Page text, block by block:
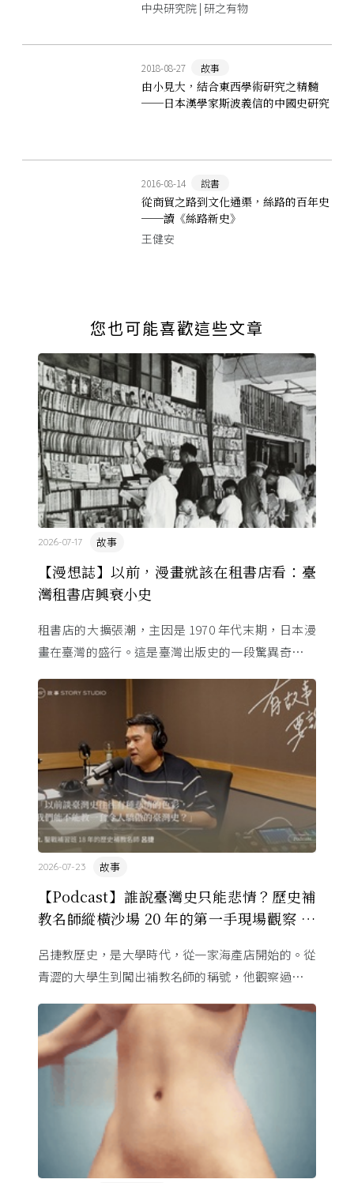
中央研究院 | 研之有物
2018-08-27 故事
由小見大，結合東西學術研究之精髓
──日本漢學家斯波義信的中國史研究
2016-08-14 說書
從商貿之路到文化通渠，絲路的百年史
──讀《絲路新史》
王健安
您也可能喜歡這些文章
【漫想誌】以前，漫畫就該在租書店看：臺
灣租書店興衰小史
故事
2026-07-17
租書店的大擴張潮，主因是 1970 年代末期，日本漫
畫在臺灣的盛行。這是臺灣出版史的一段驚異奇航。
的協定保護 ...
【Podcast】誰說臺灣史只能悲情？歷史補
教名師縱橫沙場 20 年的第一手現場觀察 ft.
故事
2026-07-23
呂捷教歷史，是大學時代，從一家海產店開始的。從
青澀的大學生到闖出補教名師的稱號，他觀察過幾十
裡幾乎沒有臺灣史，一路 ...